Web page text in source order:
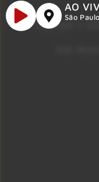
Copyright ©
AO
São